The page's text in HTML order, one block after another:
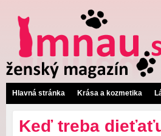
Hlavná stránka Krása a kozmetika
Keď treba